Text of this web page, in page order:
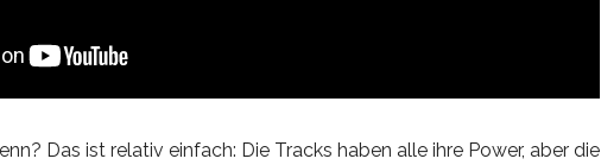
Das ist relativ einfach: Die Tracks haben alle ihre Power, aber die